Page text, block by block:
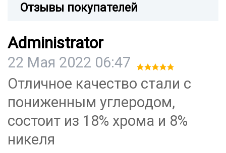
Отзывы покупателей
Administrator
22 Мая 2022 06:47
Отличное качество стали с
пониженным углеродом,
состоит из 18% хрома и 8%
никеля